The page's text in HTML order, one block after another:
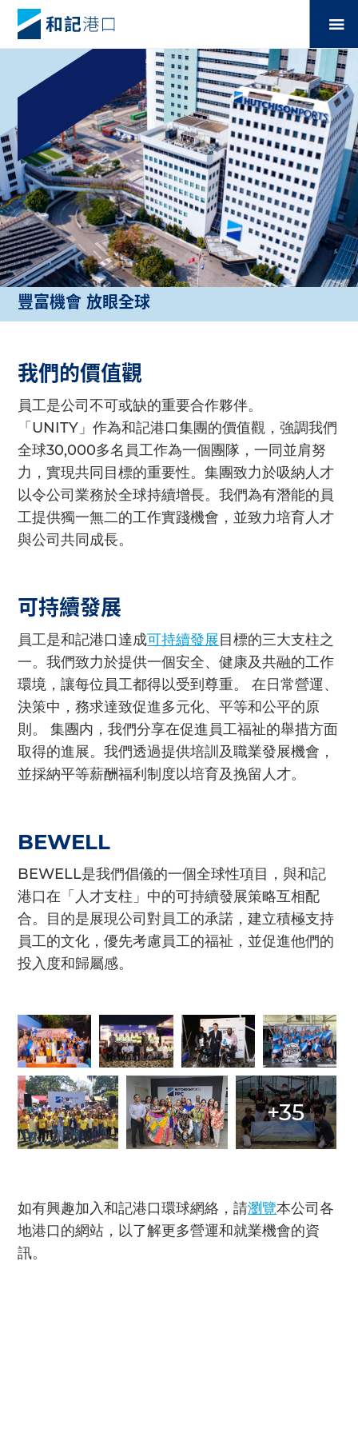
豐富機會 放眼全球
我們的價值觀
員工是公司不可或缺的重要合作夥伴。
「UNITY」作為和記港口集團的價值觀，強調我們
全球30,000多名員工作為一個團隊，一同並肩努
力，實現共同目標的重要性。集團致力於吸納人才
以令公司業務於全球持續增長。我們為有潛能的員
工提供獨一無二的工作實踐機會，並致力培育人才
與公司共同成長。
可持續發展
員工是和記港口達成可持續發展目標的三大支柱之
一。我們致力於提供一個安全、健康及共融的工作
環境，讓每位員工都得以受到尊重。 在日常營運、
決策中，務求達致促進多元化、平等和公平的原
則。 集團内，我們分享在促進員工福祉的舉措方面
取得的進展。我們透過提供培訓及職業發展機會，
並採納平等薪酬福利制度以培育及挽留人才。
BEWELL
BEWELL是我們倡儀的一個全球性項目，與和記
港口在「人才支柱」中的可持續發展策略互相配
合。目的是展現公司對員工的承諾，建立積極支持
員工的文化，優先考慮員工的福祉，並促進他們的
投入度和歸屬感。
+35
如有興趣加入和記港口環球網絡，請瀏覽本公司各
地港口的網站，以了解更多營運和就業機會的資
訊。